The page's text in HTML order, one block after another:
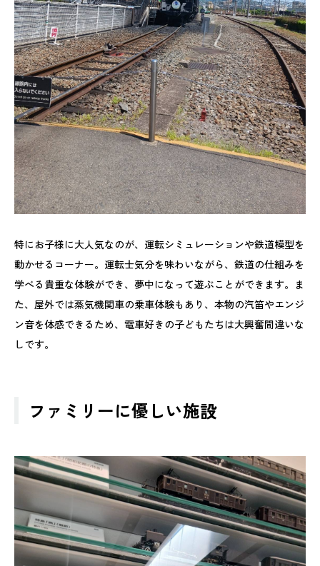
特にお子様に大人気なのが、運転シミュレーションや鉄道模型を
動かせるコーナー。運転士気分を味わいながら、鉄道の仕組みを
学べる貴重な体験ができ、夢中になって遊ぶことができます。ま
た、屋外では蒸気機関車の乗車体験もあり、本物の汽笛やエンジ
ン音を体感できるため、電車好きの子どもたちは大興奮間違いな
しです。
ファミリーに優しい施設